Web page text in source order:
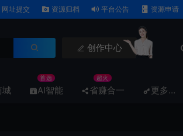
网址提交 资源归档 平台公告 资源申请
创作中心
城 AI智能
首选
省赚合一
超火
更多…